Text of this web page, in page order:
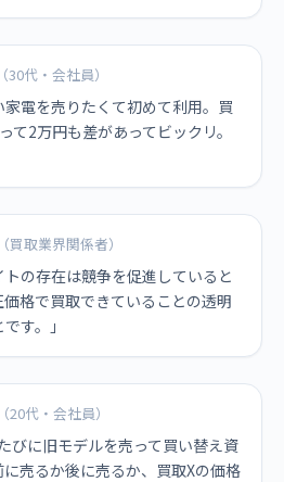
30代・会社員）
家電を売りたくて初めて利用。買
て2万円も差があってビックリ。
買取業界関係者）
トの存在は競争を促進していると
格で買取できていることの透明
す。」
20代・会社員）
びに旧モデルを売って買い替え資
売るか後に売るか、買取Xの価格